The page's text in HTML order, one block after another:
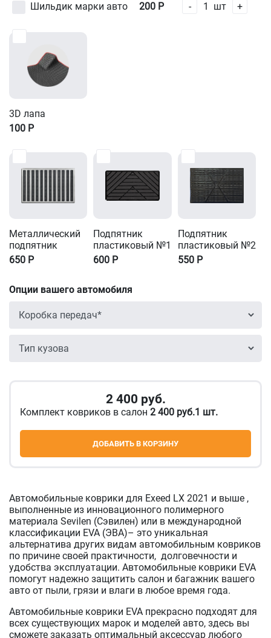
Шильдик марки авто 200 Р - 1 шт +
3D лапа
100 Р
Металлический
подпятник
650 Р
Подпятник
пластиковый №1
600 Р
Подпятник
пластиковый №2
550 Р
Опции вашего автомобиля
2 400 руб.
Комплект ковриков в салон 2 400 руб.1 шт.
ДОБАВИТЬ В КОРЗИНУ
Автомобильные коврики для Exeed LX 2021 и выше ,
выполненные из инновационного полимерного
материала Sevilen (Сэвилен) или в международной
классификации EVA (ЭВА)– это уникальная
альтернатива других видам автомобильным ковриков
по причине своей практичности, долговечности и
удобства эксплуатации. Автомобильные коврики EVA
помогут надежно защитить салон и багажник вашего
авто от пыли, грязи и влаги в любое время года.
Автомобильные коврики EVA прекрасно подходят для
всех существующих марок и моделей авто, здесь вы
сможете заказать оптимальный аксессуар любого